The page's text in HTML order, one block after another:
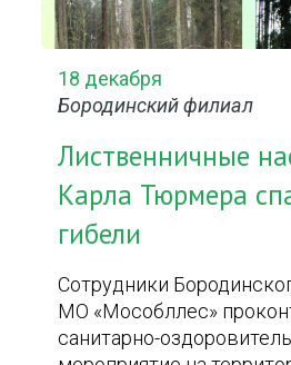
18 декабря
Бородинский филиал
Лиственничные
Карла Тюрмера
гибели
Сотрудники
МО «Мособллес»
санитарно-